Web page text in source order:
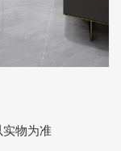
实物为准